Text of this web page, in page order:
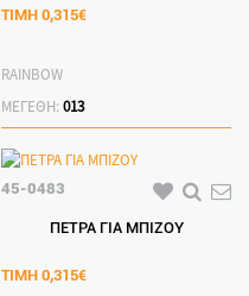
ΤΙΜΗ 0,315€
RAINBOW
ΜΕΓΕΘΗ: 013
45-0483
ΠΕΤΡΑ ΓΙΑ ΜΠΙΖΟΥ
ΤΙΜΗ 0,315€